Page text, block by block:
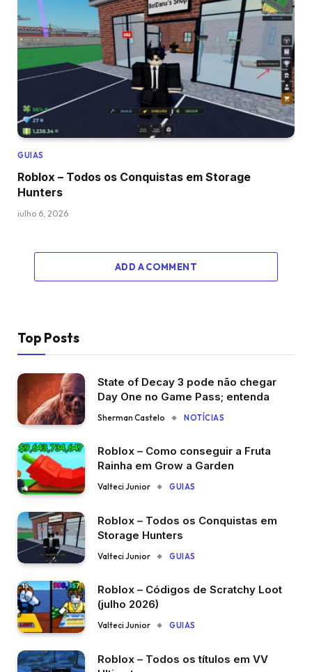
GUIAS
Roblox – Todos os Conquistas em Storage
Hunters
julho 6, 2026
ADD A COMMENT
Top Posts
State of Decay 3 pode não chegar
Day One no Game Pass; entenda
Sherman Castelo NOTÍCIAS
Roblox – Como conseguir a Fruta
Rainha em Grow a Garden
Valteci Junior GUIAS
Roblox – Todos os Conquistas em
Storage Hunters
Valteci Junior GUIAS
Roblox – Códigos de Scratchy Loot
(julho 2026)
Valteci Junior GUIAS
Roblox – Todos os títulos em VV